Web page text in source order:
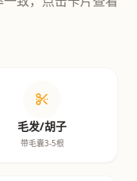
毛发/胡子
带毛囊3-5根